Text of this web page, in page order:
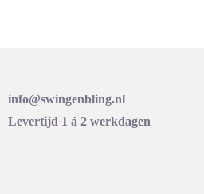
info@swingenbling.nl
Levertijd 1 á 2 werkdagen